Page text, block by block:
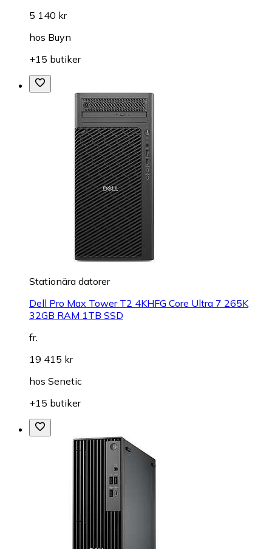
5 140 kr
hos Buyn
+15 butiker
Stationära datorer
Dell Pro Max Tower T2 4KHFG Core Ultra 7 265K
32GB RAM 1TB SSD
fr.
19 415 kr
hos Senetic
+15 butiker